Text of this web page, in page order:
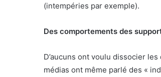
(intempéries par exemple).
Des comportements des
D’aucuns ont voulu dissocier
médias ont même parlé des «